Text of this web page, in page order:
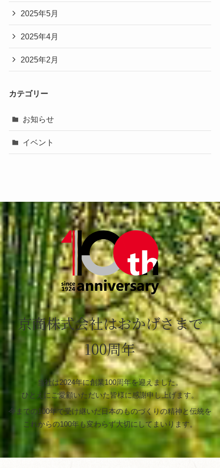
2025年5月
2025年4月
2025年2月
カテゴリー
お知らせ
イベント
京商株式会社はおかげさまで
100周年
当社は2024年に創業100周年を迎えました。
ひとえにご愛顧いただいた皆様に感謝申し上げます。
今までの100年で受け継いだ日本のものづくりの精神と伝統を
これからの100年も変わらず大切にしてまいります。